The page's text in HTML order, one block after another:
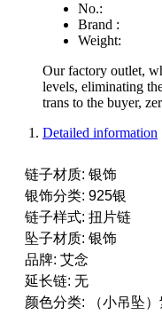
No.:
Brand :
Weight:
Our factory outlet,
levels, eliminating
trans to the buyer,
Detailed information
链子材质: 银饰
银饰分类: 925银
链子样式: 扭片链
坠子材质: 银饰
品牌: 艾念
延长链: 无